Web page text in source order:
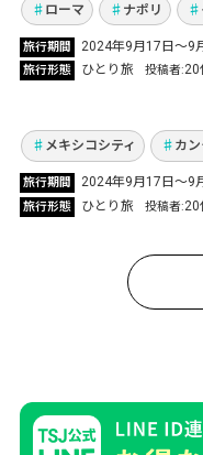
ローマ ナポリ
旅行期間 2024年9月17日～9
旅行形態 ひとり旅 投稿者 20
Vol.1102
映画をきっかけに
メキシコシティ カ
旅行期間 2024年9月17日〜9
旅行形態 ひとり旅 投稿者 20